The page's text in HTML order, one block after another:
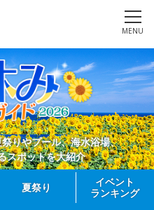
MENU
りやプール、海水浴場、
スポットを大紹介
夏祭り
イベント
ランキング